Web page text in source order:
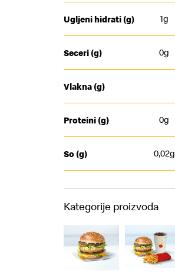
Ugljeni hidrati (g) 1g
Seceri (g) 0g
Vlakna (g)
Proteini (g) 0g
So (g) 0,02g
Kategorije proizvoda